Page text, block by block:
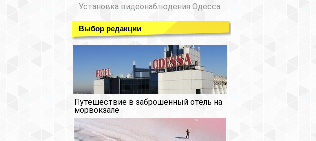
Установка видеонаблюдения Одесса
Выбор редакции
Путешествие в заброшенный отель на
морвокзале